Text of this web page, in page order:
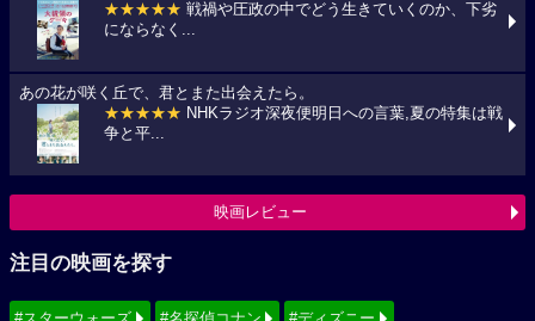
★★★★★ 戦禍や圧政の中でどう生きていくのか、下劣
にならなく...
あの花が咲く丘で、君とまた出会えたら。
★★★★★ NHKラジオ深夜便明日への言葉,夏の特集は戦
争と平...
映画レビュー
注目の映画を探す